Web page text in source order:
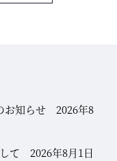
お知らせ 2026年8
て 2026年8月1日